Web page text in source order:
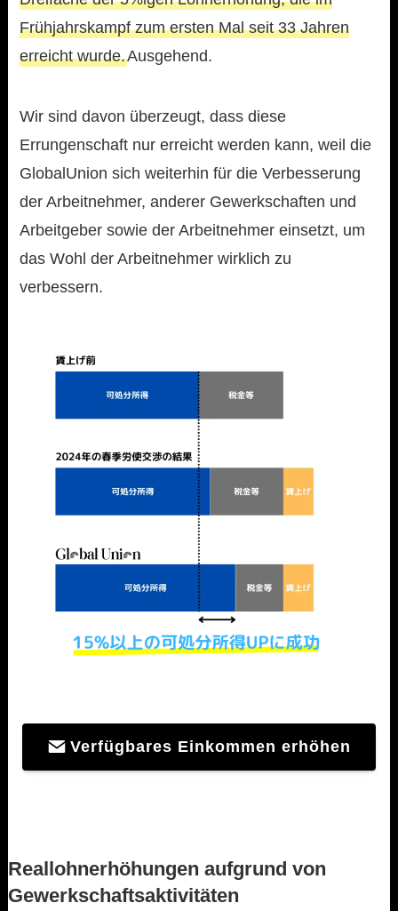
Frühjahrskampf zum ersten Mal seit 33 Jahren
erreicht wurde.Ausgehend.
Wir sind davon überzeugt, dass diese
Errungenschaft nur erreicht werden kann, weil die
GlobalUnion sich weiterhin für die Verbesserung
der Arbeitnehmer, anderer Gewerkschaften und
Arbeitgeber sowie der Arbeitnehmer einsetzt, um
das Wohl der Arbeitnehmer wirklich zu
verbessern.
Verfügbares Einkommen erhöhen
Reallohnerhöhungen aufgrund von
Gewerkschaftsaktivitäten